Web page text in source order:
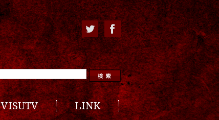
VISUTV LINK